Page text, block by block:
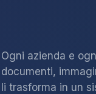
Ogni azienda e
documenti,
li trasforma in un